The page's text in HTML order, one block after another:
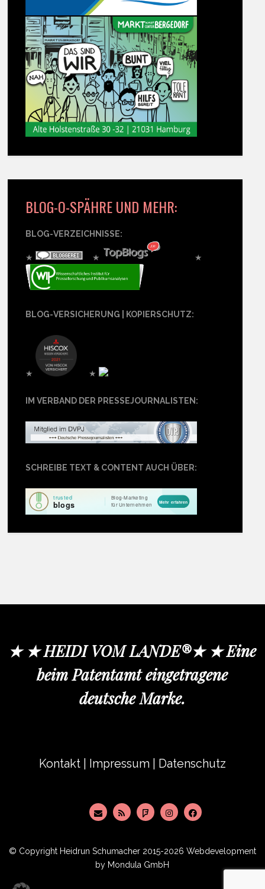
BLOG-O-SPÄHRE UND MEHR:
BLOG-VERZEICHNISSE:
★ ★ ★
BLOG-VERSICHERUNG | KOPIERSCHUTZ:
★ ★
IM VERBAND DER PRESSEJOURNALISTEN:
SCHREIBE TEXT & CONTENT AUCH ÜBER:
★ ★ HEIDI VOM LANDE®★ ★ Eine
beim Patentamt eingetragene
deutsche Marke.
Kontakt Impressum Datenschutz
© Copyright Heidrun Schumacher 2015-2026 Webdevelopment
by Mondula GmbH